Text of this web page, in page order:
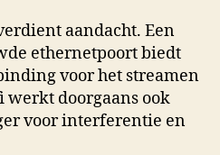
aandacht. Een
ethernetpoort biedt
voor het streamen
doorgaans ook
voor interferentie en